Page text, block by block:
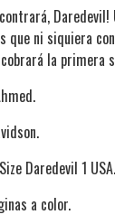
que ni siquiera
la primera
Daredevil 1 USA.
a color.